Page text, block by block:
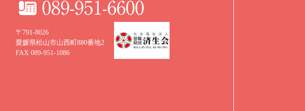
〒791-8026
愛媛県松山市山西町880番地2
FAX 089-951-1086